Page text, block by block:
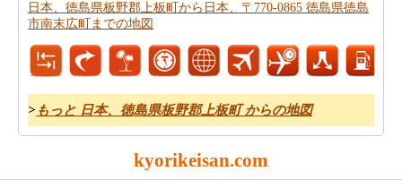
勧めします。
あなたは旅行のための旅行費用計算機を探しています
か。あなたは日本、徳島県板野郡上板町から日本、徳島
県美馬郡つるぎ町貞光までの旅行の費用を見つけること
ができます。
日本、徳島県板野郡上板町から日本、〒770-0865 徳島県徳島
市南末広町までの地図
> もっと 日本、徳島県板野郡上板町 からの地図
kyorikeisan.com